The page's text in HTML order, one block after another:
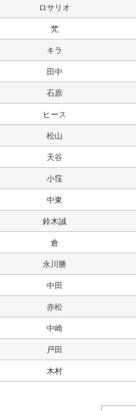
ロサリオ
梵
キラ
田中
石原
ヒース
松山
天谷
小窪
中東
鈴木誠
倉
永川勝
中田
赤松
中崎
戸田
木村